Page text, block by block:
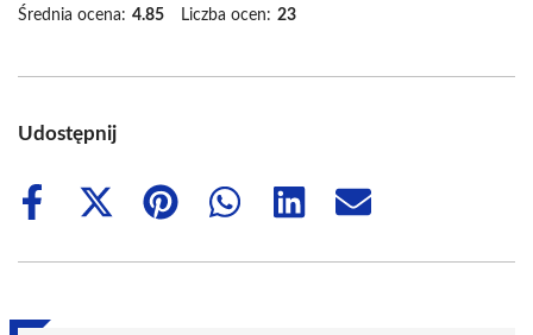
Średnia ocena: 4.85 Liczba ocen: 23
Udostępnij
Share
Share
(Twitter)
Share
Share
Share
Share